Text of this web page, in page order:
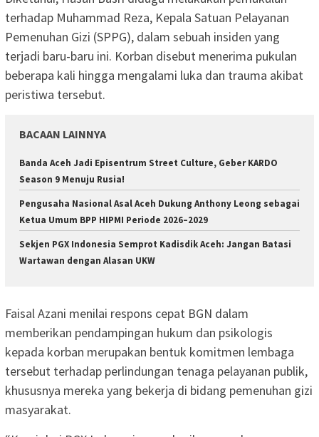
terhadap Muhammad Reza, Kepala Satuan Pelayanan
Pemenuhan Gizi (SPPG), dalam sebuah insiden yang
terjadi baru-baru ini. Korban disebut menerima pukulan
beberapa kali hingga mengalami luka dan trauma akibat
peristiwa tersebut.
BACAAN LAINNYA
Banda Aceh Jadi Episentrum Street Culture, Geber KARDO
Season 9 Menuju Rusia!
Pengusaha Nasional Asal Aceh Dukung Anthony Leong sebagai
Ketua Umum BPP HIPMI Periode 2026–2029
Sekjen PGX Indonesia Semprot Kadisdik Aceh: Jangan Batasi
Wartawan dengan Alasan UKW
‎Faisal Azani menilai respons cepat BGN dalam
memberikan pendampingan hukum dan psikologis
kepada korban merupakan bentuk komitmen lembaga
tersebut terhadap perlindungan tenaga pelayanan publik,
khususnya mereka yang bekerja di bidang pemenuhan gizi
masyarakat.